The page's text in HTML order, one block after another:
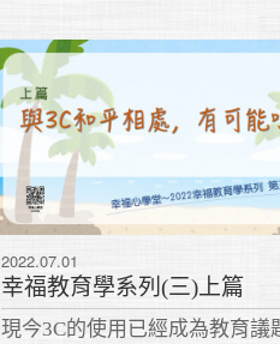
2022.07.01
幸福教育學系列(三)上篇
現今3C的使用已經成為教育議